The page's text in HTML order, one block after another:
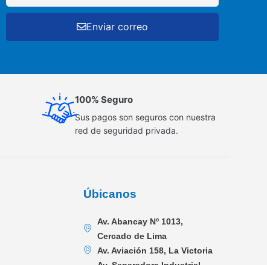
Enviar correo
100% Seguro
Sus pagos son seguros con nuestra
red de seguridad privada.
Úbicanos
Av. Abancay Nº 1013,
Cercado de Lima
Av. Aviación 158, La Victoria